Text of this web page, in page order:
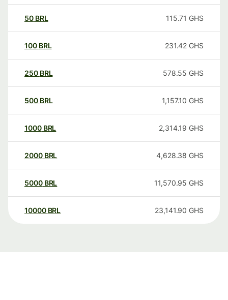
50 BRL 115.71 GHS
100 BRL 231.42 GHS
250 BRL 578.55 GHS
500 BRL 1,157.10 GHS
1000 BRL 2,314.19 GHS
2000 BRL 4,628.38 GHS
5000 BRL 11,570.95 GHS
10000 BRL 23,141.90 GHS